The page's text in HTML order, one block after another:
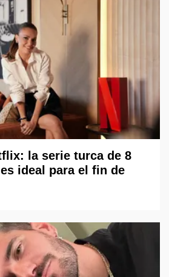
la serie turca de 8
ideal para el fin de